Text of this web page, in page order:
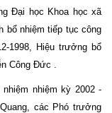
Đại học Khoa học xã
bổ nhiệm tiếp tục công
1998, Hiệu trưởng bổ
Công Đức .
nhiệm kỳ 2002 -
các Phó trưởng